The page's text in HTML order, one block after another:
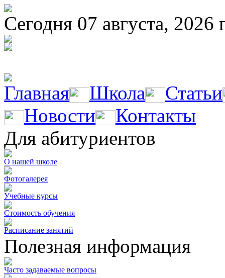
Сегодня 07 августа,
Главная Школа
Статьи
Новости
Контакты
Для абитуриентов
О нашей школе
Фотогалерея
Учебные курсы
Стоимость обучения
Расписание занятий
Полезная информация
Часто задаваемые вопросы